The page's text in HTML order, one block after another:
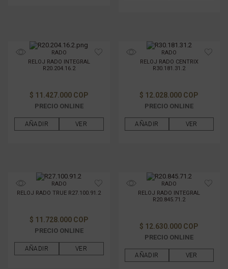
RADO
RELOJ RADO INTEGRAL
R20.204.16.2
$ 11.427.000 COP
PRECIO ONLINE
AÑADIR VER
RADO
RELOJ RADO CENTRIX
R30.181.31.2
$ 12.028.000 COP
PRECIO ONLINE
AÑADIR VER
RADO
RELOJ RADO TRUE R27.100.91.2
$ 11.728.000 COP
PRECIO ONLINE
AÑADIR VER
RADO
RELOJ RADO INTEGRAL
R20.845.71.2
$ 12.630.000 COP
PRECIO ONLINE
AÑADIR VER